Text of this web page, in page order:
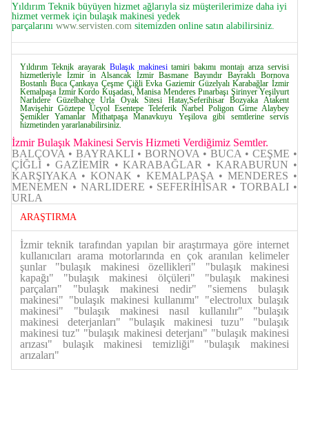
Yıldırım Teknik büyüyen hizmet ağlarıyla siz müşterilerimize daha iyi
hizmet vermek için bulaşık makinesi yedek
parçalarını www.servisten.com sitemizden online satın alabilirsiniz.
Yıldırım Teknik arayarak Bulaşık makinesitamiri bakımı montajı arıza servisi
hizmetleriyle İzmir in Alsancak İzmir Basmane Bayındır Bayraklı Bornova
Bostanlı Buca Çankaya Çeşme Çiğli Evka Gaziemir Güzelyalı Karabağlar İzmir
Kemalpaşa İzmir Kordo Kuşadası, Manisa Menderes Pınarbaşı Şirinyer Yeşilyurt
Narlıdere Güzelbahçe Urla Oyak Sitesi Hatay,Seferihisar Bozyaka Atakent
Mavişehir Göztepe Üçyol Esentepe Teleferik Narbel Poligon Girne Alaybey
Şemikler Yamanlar Mithatpaşa Manavkuyu Yeşilova gibi semtlerine servis
hizmetinden yararlanabilirsiniz.
İzmir Bulaşık Makinesi Servis Hizmeti Verdiğimiz Semtler.
BALÇOVA • BAYRAKLI • BORNOVA • BUCA • CEŞME •
ÇİĞLİ • GAZİEMİR • KARABAĞLAR • KARABURUN •
KARŞIYAKA • KONAK • KEMALPAŞA • MENDERES •
MENEMEN • NARLIDERE • SEFERİHİSAR • TORBALI •
URLA
ARAŞTIRMA
İzmir teknik tarafından yapılan bir araştırmaya göre internet
kullanıcıları arama motorlarında en çok aranılan kelimeler
şunlar "bulaşık makinesi özellikleri" "bulaşık makinesi
kapağı" "bulaşık makinesi ölçüleri" "bulaşık makinesi
parçaları" "bulaşık makinesi nedir" "siemens bulaşık
makinesi" "bulaşık makinesi kullanımı" "electrolux bulaşık
makinesi" "bulaşık makinesi nasıl kullanılır" "bulaşık
makinesi deterjanları" "bulaşık makinesi tuzu" "bulaşık
makinesi tuz" "bulaşık makinesi deterjanı" "bulaşık makinesi
arızası" bulaşık makinesi temizliği" "bulaşık makinesi
arızaları"